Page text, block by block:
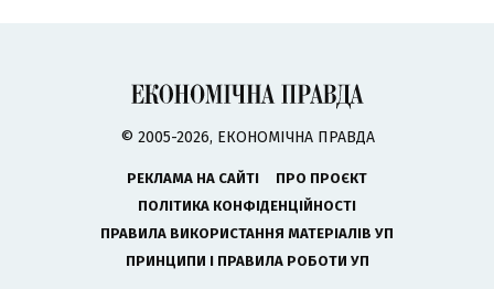
© 2005-2026, ЕКОНОМІЧНА ПРАВДА
РЕКЛАМА НА САЙТІ
ПРО ПРОЄКТ
ПОЛІТИКА КОНФІДЕНЦІЙНОСТІ
ПРАВИЛА ВИКОРИСТАННЯ МАТЕРІАЛІВ УП
ПРИНЦИПИ І ПРАВИЛА РОБОТИ УП